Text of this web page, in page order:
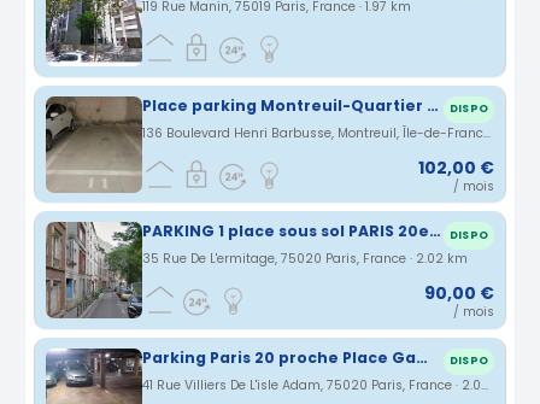
119 Rue Manin, 75019 Paris, France · 1.97 km
Place parking Montreuil-Quartier Barbusse DISPO
136 Boulevard Henri Barbusse, Montreuil, Île-de-France, France · 2.02 km
102,00 €
/ mois
PARKING 1 place sous sol PARIS 20e ermitage-jourdain DISPO
35 Rue De L'ermitage, 75020 Paris, France · 2.02 km
90,00 €
/ mois
Parking Paris 20 proche Place Gambetta DISPO
41 Rue Villiers De L'isle Adam, 75020 Paris, France · 2.02 km